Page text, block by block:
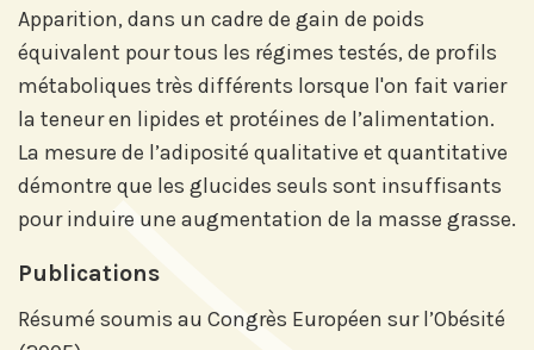
Apparition, dans un cadre de gain de poids
équivalent pour tous les régimes testés, de profils
métaboliques très différents lorsque l'on fait varier
la teneur en lipides et protéines de l’alimentation.
La mesure de l’adiposité qualitative et quantitative
démontre que les glucides seuls sont insuffisants
pour induire une augmentation de la masse grasse.
Publications
Résumé soumis au Congrès Européen sur l’Obésité
Journée annuelle
Prix Projets de Recherche